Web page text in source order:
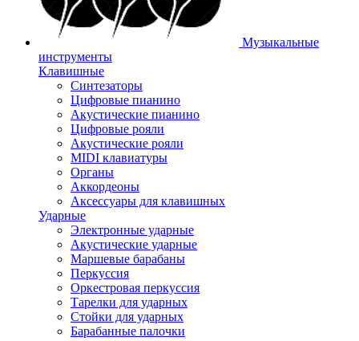
Музыкальные
инструменты
Клавишные
Синтезаторы
Цифровые пианино
Акустические пианино
Цифровые рояли
Акустические рояли
MIDI клавиатуры
Органы
Аккордеоны
Аксессуары для клавишных
Ударные
Электронные ударные
Акустические ударные
Маршевые барабаны
Перкуссия
Оркестровая перкуссия
Тарелки для ударных
Стойки для ударных
Барабанные палочки